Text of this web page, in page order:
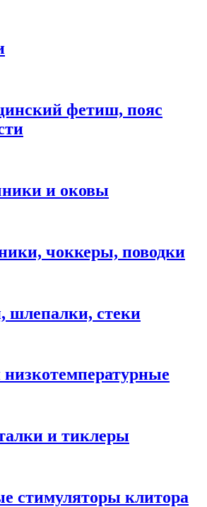
фетиш, пояс
и оковы
чоккеры, поводки
шлепалки, стеки
и тиклеры
стимуляторы клитора